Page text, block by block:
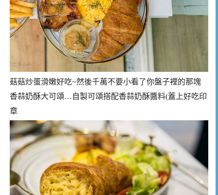
菇菇炒蛋滑嫩好吃~然後千萬不要小看了你盤子裡的那塊
香蒜奶酥大可頌…自製可頌搭配香蒜奶酥醬料(蓋上好吃印
章